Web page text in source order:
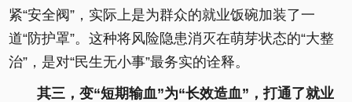
紧“安全阀”，实际上是为群众的就业饭碗加装了一
道“防护罩”。这种将风险隐患消灭在萌芽状态的“大整
治”，是对“民生无小事”最务实的诠释。
其三，变“短期输血”为“长效造血”，打通了就业